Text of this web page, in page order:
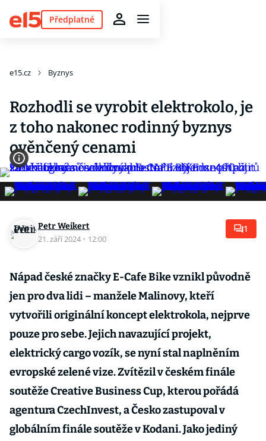
Předplatné
e15.cz Byznys
Rozhodli se vyrobit elektrokolo, je
z toho nakonec rodinný byznys
ověnčený cenami
Petr Weikert
21. září 2024 · 12:00
1
Nápad české značky E-Cafe Bike vznikl původně
jen pro dva lidi – manžele Malinovy, kteří
vytvořili originální koncept elektrokola, nejprve
pouze pro sebe. Jejich navazující projekt,
elektrický cargo vozík, se nyní stal naplněním
evropské zelené vize. Zvítězil v českém finále
soutěže Creative Business Cup, kterou pořádá
agentura CzechInvest, a Česko zastupoval v
globálním finále soutěže v Kodani. Jako jediný